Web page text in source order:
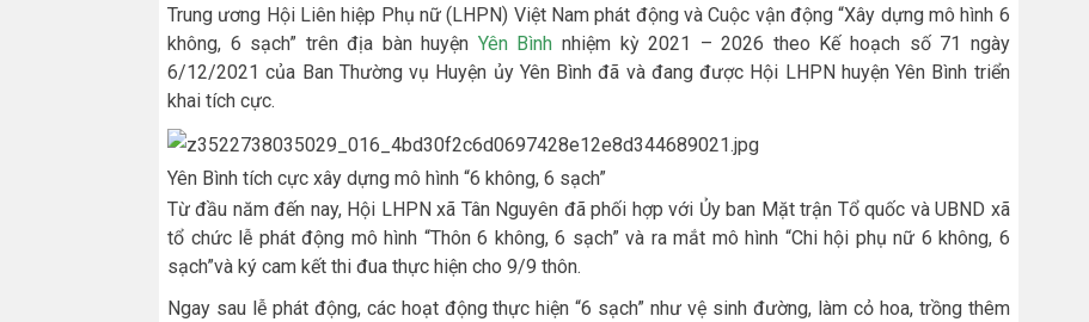
Trung ương Hội Liên hiệp Phụ nữ (LHPN) Việt Nam phát động và Cuộc vận động “Xây dựng mô hình 6
không, 6 sạch” trên địa bàn huyện Yên Bình nhiệm kỳ 2021 – 2026 theo Kế hoạch số 71 ngày
6/12/2021 của Ban Thường vụ Huyện ủy Yên Bình đã và đang được Hội LHPN huyện Yên Bình triển
khai tích cực.
Yên Bình tích cực xây dựng mô hình “6 không, 6 sạch”
Từ đầu năm đến nay, Hội LHPN xã Tân Nguyên đã phối hợp với Ủy ban Mặt trận Tổ quốc và UBND xã
tổ chức lễ phát động mô hình “Thôn 6 không, 6 sạch” và ra mắt mô hình “Chi hội phụ nữ 6 không, 6
sạch”và ký cam kết thi đua thực hiện cho 9/9 thôn.
Ngay sau lễ phát động, các hoạt động thực hiện “6 sạch” như vệ sinh đường, làm cỏ hoa, trồng thêm